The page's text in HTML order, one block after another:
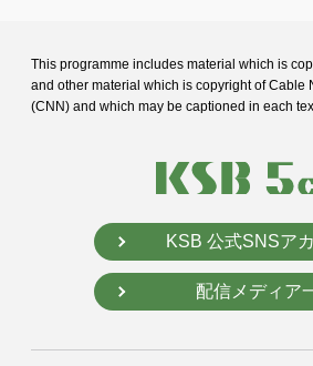
This programme includes material which is
and other material which is copyright of Cable
(CNN) and which may be captioned in each
KSB 公式SNSア
配信メディア